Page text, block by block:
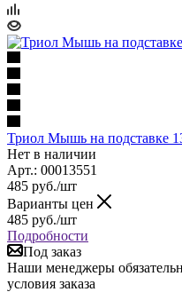
Триол Мышь на подставке
Нет в наличии
Арт.: 00013551
485 руб./шт
Варианты цен
485 руб./шт
Подробности
Под заказ
Наши менеджеры
условия заказа